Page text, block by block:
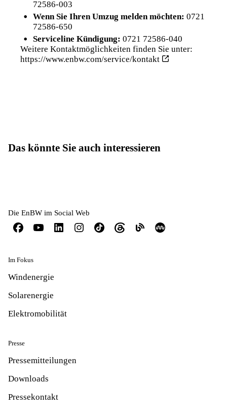
72586-003
Wenn Sie Ihren Umzug melden möchten: 0721
72586-650
Serviceline Kündigung: 0721 72586-040
Weitere Kontaktmöglichkeiten finden Sie unter:
https://www.enbw.com/service/kontakt
Das könnte Sie auch interessieren
Die EnBW im Social Web
Im Fokus
Windenergie
Solarenergie
Elektromobilität
Presse
Pressemitteilungen
Downloads
Pressekontakt